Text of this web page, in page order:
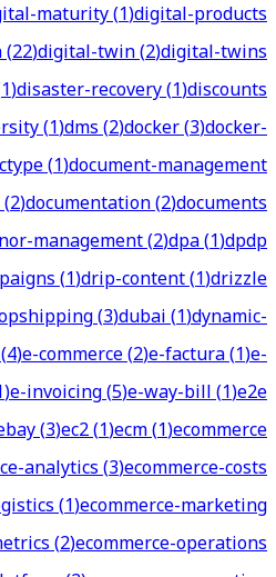
maturity(1)digital-products
(22)digital-twin(2)digital-twins
1)disaster-recovery(1)discounts
(1)dms(2)docker(3)docker-
(1)document-management
(2)documentation(2)documents
management(2)dpa(1)dpdp
(1)drip-content(1)drizzle
(3)dubai(1)dynamic-
4)e-commerce(2)e-factura(1)e-
)e-invoicing(5)e-way-bill(1)e2e
(3)ec2(1)ecm(1)ecommerce
analytics(3)ecommerce-costs
(1)ecommerce-marketing
(2)ecommerce-operations